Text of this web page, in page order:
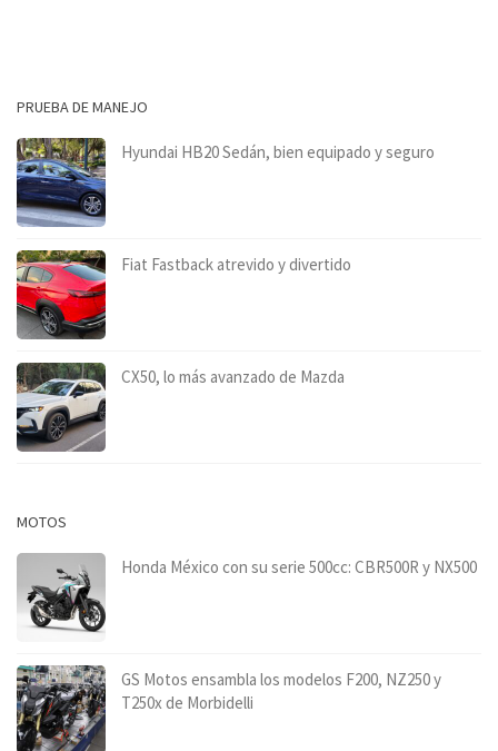
PRUEBA DE MANEJO
Hyundai HB20 Sedán, bien equipado y seguro
Fiat Fastback atrevido y divertido
CX50, lo más avanzado de Mazda
MOTOS
Honda México con su serie 500cc: CBR500R y NX500
GS Motos ensambla los modelos F200, NZ250 y
T250x de Morbidelli